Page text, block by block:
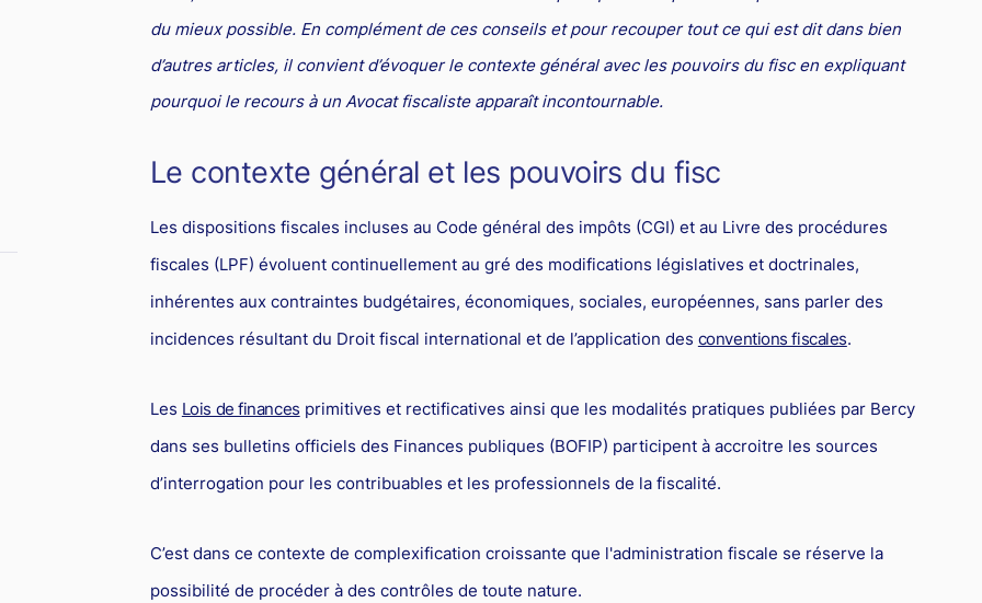
du mieux possible. En complément de ces conseils et pour recouper tout ce qui est dit dans bien
d’autres articles, il convient d’évoquer le contexte général avec les pouvoirs du fisc en expliquant
pourquoi le recours à un Avocat fiscaliste apparaît incontournable.
Le contexte général et les pouvoirs du fisc
Les dispositions fiscales incluses au Code général des impôts (CGI) et au Livre des procédures
fiscales (LPF) évoluent continuellement au gré des modifications législatives et doctrinales,
inhérentes aux contraintes budgétaires, économiques, sociales, européennes, sans parler des
incidences résultant du Droit fiscal international et de l’application des conventions fiscales.
Les Lois de finances primitives et rectificatives ainsi que les modalités pratiques publiées par Bercy
dans ses bulletins officiels des Finances publiques (BOFIP) participent à accroitre les sources
d’interrogation pour les contribuables et les professionnels de la fiscalité.
C’est dans ce contexte de complexification croissante que l'administration fiscale se réserve la
possibilité de procéder à des contrôles de toute nature.